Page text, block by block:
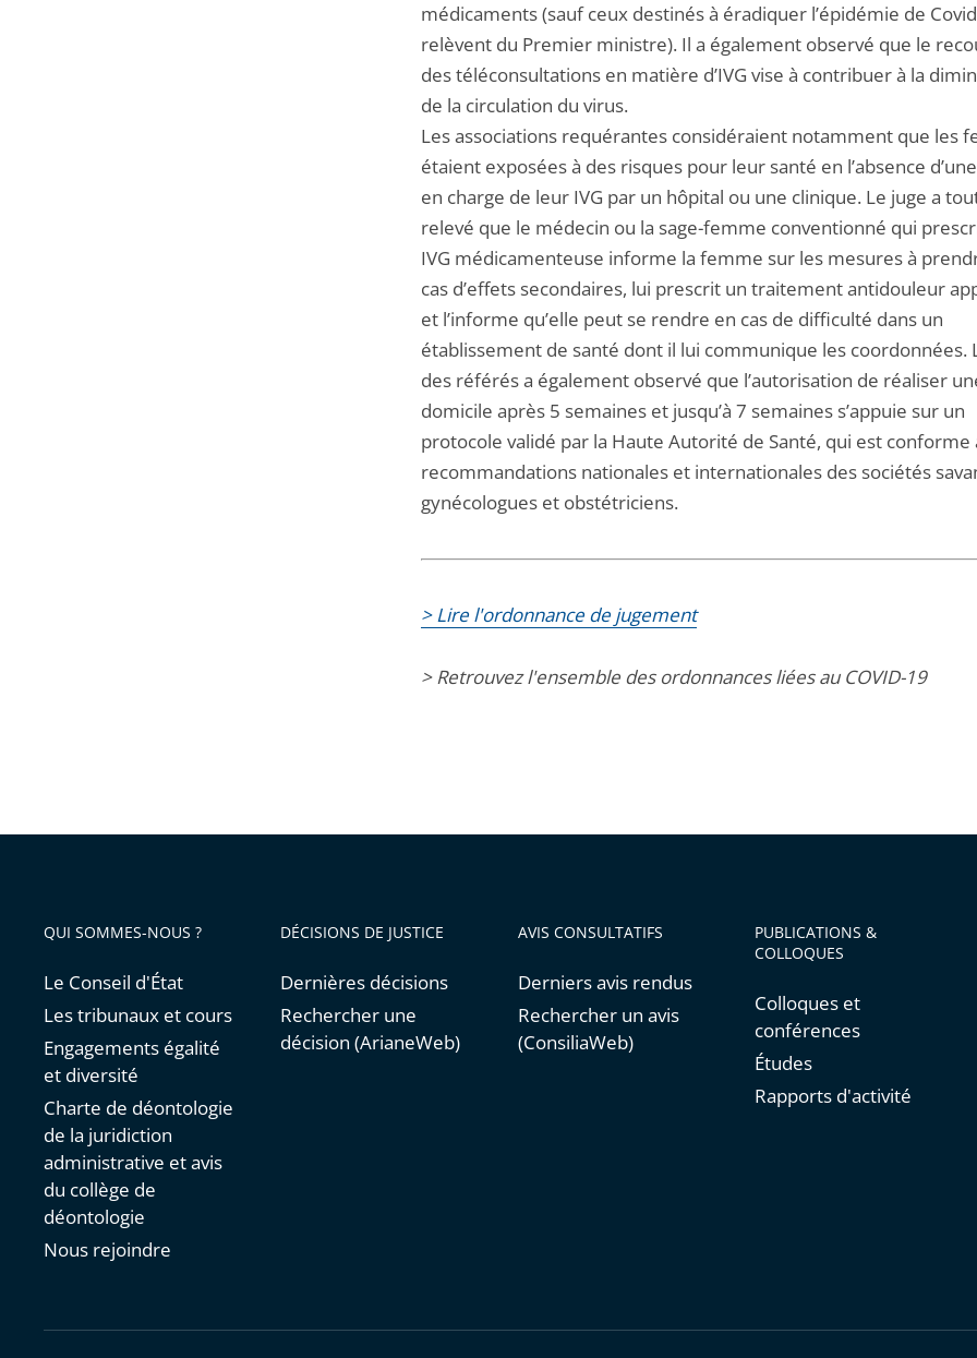
médicaments (sauf ceux destinés à éradiquer l’épidémie de
relèvent du Premier ministre). Il a également observé que le
des téléconsultations en matière d’IVG vise à contribuer à la
de la circulation du virus.
Les associations requérantes considéraient notamment que les
étaient exposées à des risques pour leur santé en l’absence
en charge de leur IVG par un hôpital ou une clinique. Le juge a
relevé que le médecin ou la sage-femme conventionné qui
IVG médicamenteuse informe la femme sur les mesures à
cas d’effets secondaires, lui prescrit un traitement antidouleur
et l’informe qu’elle peut se rendre en cas de difficulté dans un
établissement de santé dont il lui communique les coordonnées.
des référés a également observé que l’autorisation de réaliser
domicile après 5 semaines et jusqu’à 7 semaines s’appuie sur un
protocole validé par la Haute Autorité de Santé, qui est conforme
recommandations nationales et internationales des sociétés
gynécologues et obstétriciens.
> Lire l'ordonnance de jugement
> Retrouvez l'ensemble des ordonnances liées au COVID-19
QUI SOMMES-NOUS ?
Le Conseil d'État
Les tribunaux et cours
Engagements égalité
et diversité
Charte de déontologie
de la juridiction
administrative et avis
du collège de
déontologie
Nous rejoindre
DÉCISIONS DE JUSTICE
Dernières décisions
Rechercher une
décision (ArianeWeb)
AVIS CONSULTATIFS
Derniers avis rendus
Rechercher un avis
(ConsiliaWeb)
PUBLICATIONS &
COLLOQUES
Colloques et
conférences
Études
Rapports d'activité